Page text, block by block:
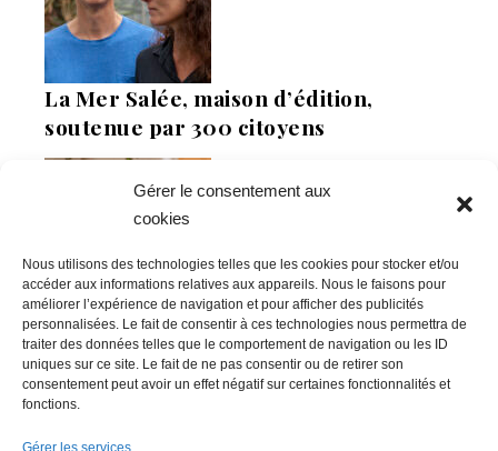
Gérer le consentement aux
cookies
Nous utilisons des technologies telles que les cookies pour stocker et/ou
accéder aux informations relatives aux appareils. Nous le faisons pour
améliorer l’expérience de navigation et pour afficher des publicités
personnalisées. Le fait de consentir à ces technologies nous permettra de
traiter des données telles que le comportement de navigation ou les ID
uniques sur ce site. Le fait de ne pas consentir ou de retirer son
consentement peut avoir un effet négatif sur certaines fonctionnalités et
fonctions.
Gérer les services
La Mer Salée, maison d’édition,
soutenue par 300 citoyens
Flowrette rachetée, relocalise sa
production en France à Blain